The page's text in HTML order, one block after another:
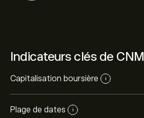
Indicateurs clés de CNM
Capitalisation boursière i
Plage de dates i